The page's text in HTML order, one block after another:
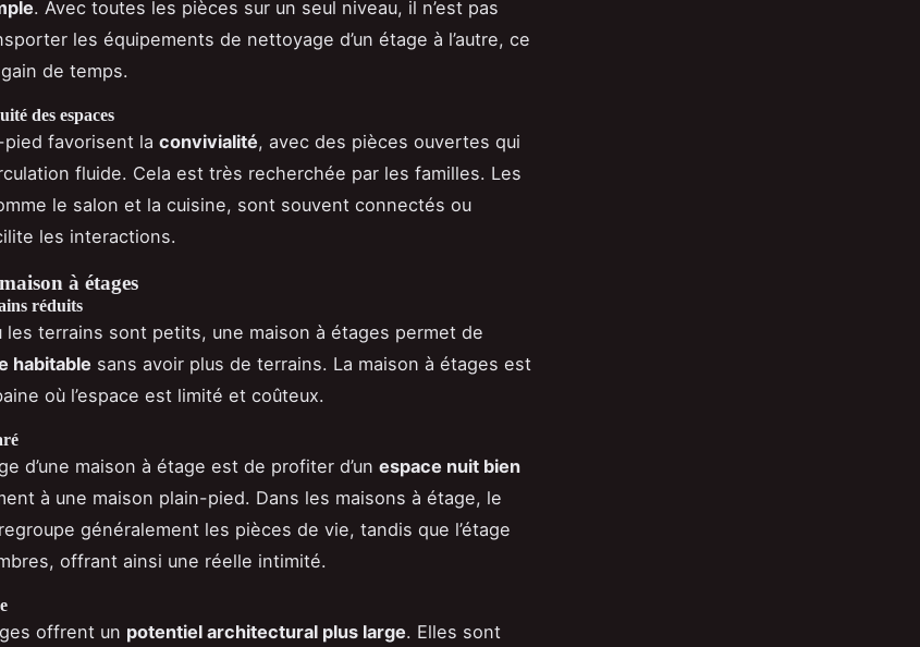
. Avec toutes les pièces sur un seul niveau, il n’est pas
les équipements de nettoyage d’un étage à l’autre, ce
de temps.
des espaces
favorisent la convivialité, avec des pièces ouvertes qui
fluide. Cela est très recherchée par les familles. Les
le salon et la cuisine, sont souvent connectés ou
les interactions.
à étages
réduits
les terrains sont petits, une maison à étages permet de
habitable sans avoir plus de terrains. La maison à étages est
où l’espace est limité et coûteux.
d’une maison à étage est de profiter d’un espace nuit bien
à une maison plain-pied. Dans les maisons à étage, le
généralement les pièces de vie, tandis que l’étage
offrant ainsi une réelle intimité.
offrent un potentiel architectural plus large. Elles sont